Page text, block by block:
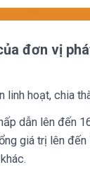
đơn vị
linh hoạt, chia
dẫn lên đến
giá trị lên